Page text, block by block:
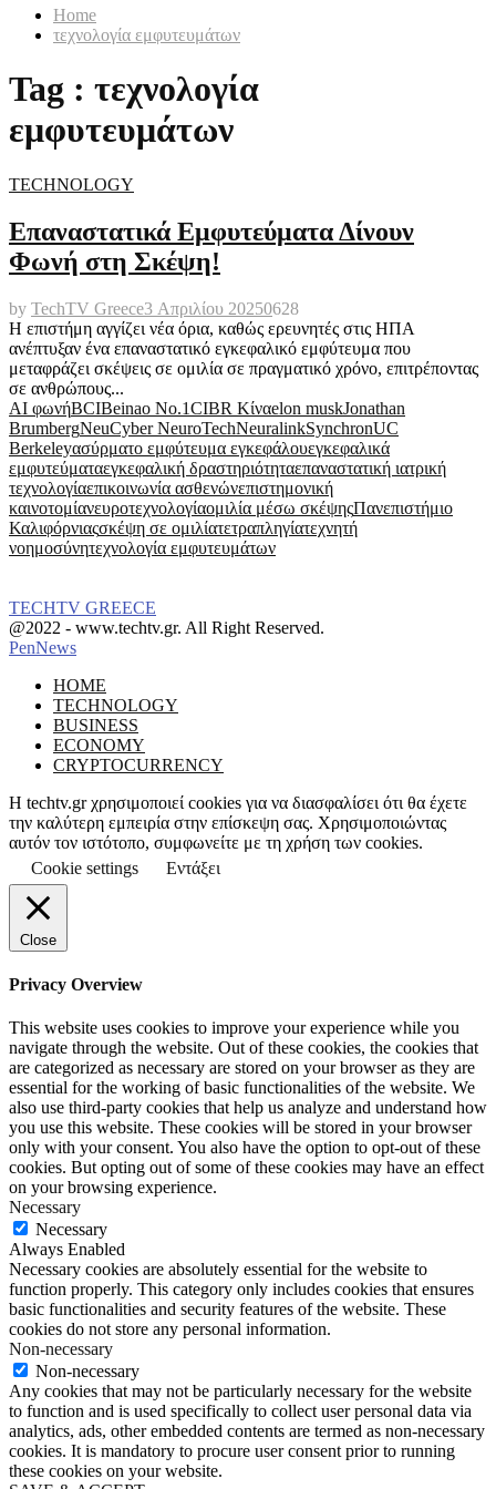
Home
τεχνολογία εμφυτευμάτων
Tag : τεχνολογία
εμφυτευμάτων
TECHNOLOGY
Επαναστατικά Εμφυτεύματα Δίνουν
Φωνή στη Σκέψη!
by TechTV Greece3 Απριλίου 20250628
Η επιστήμη αγγίζει νέα όρια, καθώς ερευνητές στις ΗΠΑ
ανέπτυξαν ένα επαναστατικό εγκεφαλικό εμφύτευμα που
μεταφράζει σκέψεις σε ομιλία σε πραγματικό χρόνο, επιτρέποντας
σε ανθρώπους...
AI φωνήBCIBeinao No.1CIBR Κίναelon muskJonathan
BrumbergNeuCyber NeuroTechNeuralinkSynchronUC
Berkeleyασύρματο εμφύτευμα εγκεφάλουεγκεφαλικά
εμφυτεύματαεγκεφαλική δραστηριότηταεπαναστατική ιατρική
τεχνολογίαεπικοινωνία ασθενώνεπιστημονική
καινοτομίανευροτεχνολογίαομιλία μέσω σκέψηςΠανεπιστήμιο
Καλιφόρνιαςσκέψη σε ομιλίατετραπληγίατεχνητή
νοημοσύνητεχνολογία εμφυτευμάτων
TECHTV GREECE
Facebook
Instagram
@2022 - www.techtv.gr. All Right Reserved.
PenNews
HOME
TECHNOLOGY
BUSINESS
ECONOMY
CRYPTOCURRENCY
Η techtv.gr χρησιμοποιεί cookies για να διασφαλίσει ότι θα έχετε
την καλύτερη εμπειρία στην επίσκεψη σας. Χρησιμοποιώντας
αυτόν τον ιστότοπο, συμφωνείτε με τη χρήση των cookies.
Cookie settings
Εντάξει
Close
Privacy Overview
This website uses cookies to improve your experience while you
navigate through the website. Out of these cookies, the cookies that
are categorized as necessary are stored on your browser as they are
essential for the working of basic functionalities of the website. We
also use third-party cookies that help us analyze and understand how
you use this website. These cookies will be stored in your browser
only with your consent. You also have the option to opt-out of these
cookies. But opting out of some of these cookies may have an effect
on your browsing experience.
Necessary
Necessary
Always Enabled
Necessary cookies are absolutely essential for the website to
function properly. This category only includes cookies that ensures
basic functionalities and security features of the website. These
cookies do not store any personal information.
Non-necessary
Non-necessary
Any cookies that may not be particularly necessary for the website
to function and is used specifically to collect user personal data via
analytics, ads, other embedded contents are termed as non-necessary
cookies. It is mandatory to procure user consent prior to running
these cookies on your website.